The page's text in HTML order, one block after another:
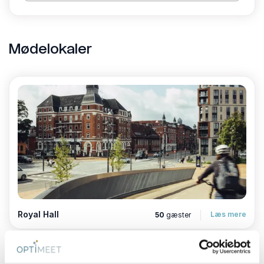
bliver både effektivt og mindeværdigt. Uanset om du
Vores dedikerede team står klar til at hjælpe med alt
fra planlægning til afvikling, så du kan fokusere på
indholdet af dit møde.
Kapacitet og opstillingstyper
Vores konferencelokaler kan opsættes på forskellige
måder for at imødekomme dine specifikke behov:
Biografopstilling:Op til 50 personer
Øer:Op til 30 personer
Skolebord:
Mødelokaler
Royal Hall 50 gæster Læs mere